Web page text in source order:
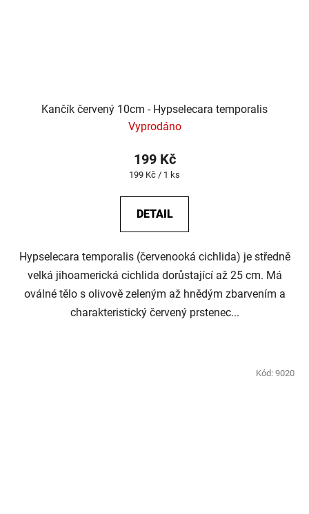
Kančík červený 10cm - Hypselecara temporalis
Vyprodáno
199 Kč
Měrná
199 Kč / 1 ks
DETAIL
Hypselecara temporalis (červenooká cichlida) je středně
velká jihoamerická cichlida dorůstající až 25 cm. Má
oválné tělo s olivově zeleným až hnědým zbarvením a
charakteristický červený prstenec...
Kód: 9020